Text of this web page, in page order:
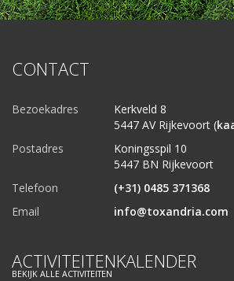
CONTACT
Bezoekadres
Kerkveld 8
5447 AV Rijkevoort (
Postadres
Koningsspil 10
5447 BN Rijkevoort
Telefoon
(+31) 0485 371368
Email
info@toxandria.com
ACTIVITEITENKALENDER
BEKIJK ALLE ACTIVITEITEN